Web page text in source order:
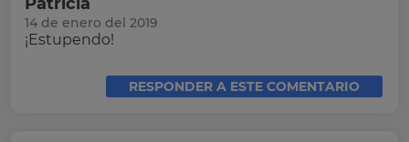
14 de enero del 2019
¡Estupendo!
RESPONDER A ESTE COMENTARIO